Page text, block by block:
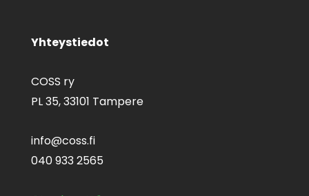
Yhteystiedot
COSS ry
PL 35,33101 Tampere
info@coss.fi
040 933 2565